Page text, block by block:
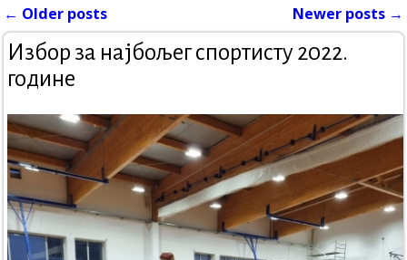
Post navigation
← Older posts Newer posts →
Избор за најбољег спортисту 2022.
године